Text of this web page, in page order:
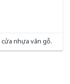
cửa nhựa vân gỗ.